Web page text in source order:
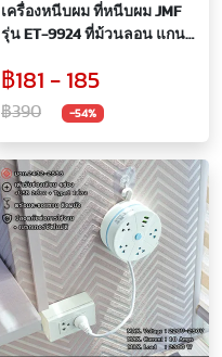
เครื่องหนีบผม ที่หนีบผม JMF
รุ่น ET-9924 ที่ม้วนลอน แกน
องศา เรียบ ลื่น ช่วยให้ผมตรง
เงางาม
฿181 - 185
฿390 -54%